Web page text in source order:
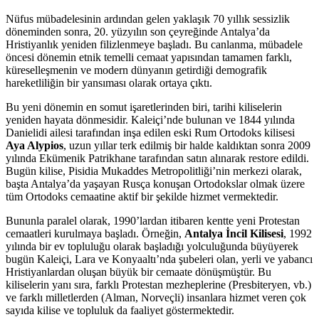
Nüfus mübadelesinin ardından gelen yaklaşık 70 yıllık sessizlik
döneminden sonra, 20. yüzyılın son çeyreğinde Antalya’da
Hristiyanlık yeniden filizlenmeye başladı. Bu canlanma, mübadele
öncesi dönemin etnik temelli cemaat yapısından tamamen farklı,
küreselleşmenin ve modern dünyanın getirdiği demografik
hareketliliğin bir yansıması olarak ortaya çıktı.
Bu yeni dönemin en somut işaretlerinden biri, tarihi kiliselerin
yeniden hayata dönmesidir. Kaleiçi’nde bulunan ve 1844 yılında
Danielidi ailesi tarafından inşa edilen eski Rum Ortodoks kilisesi
Aya Alypios, uzun yıllar terk edilmiş bir halde kaldıktan sonra 2009
yılında Ekümenik Patrikhane tarafından satın alınarak restore edildi.
Bugün kilise, Pisidia Mukaddes Metropolitliği’nin merkezi olarak,
başta Antalya’da yaşayan Rusça konuşan Ortodokslar olmak üzere
tüm Ortodoks cemaatine aktif bir şekilde hizmet vermektedir.
Bununla paralel olarak, 1990’lardan itibaren kentte yeni Protestan
cemaatleri kurulmaya başladı. Örneğin, Antalya İncil Kilisesi, 1992
yılında bir ev topluluğu olarak başladığı yolculuğunda büyüyerek
bugün Kaleiçi, Lara ve Konyaaltı’nda şubeleri olan, yerli ve yabancı
Hristiyanlardan oluşan büyük bir cemaate dönüşmüştür. Bu
kiliselerin yanı sıra, farklı Protestan mezheplerine (Presbiteryen, vb.)
ve farklı milletlerden (Alman, Norveçli) insanlara hizmet veren çok
sayıda kilise ve topluluk da faaliyet göstermektedir.